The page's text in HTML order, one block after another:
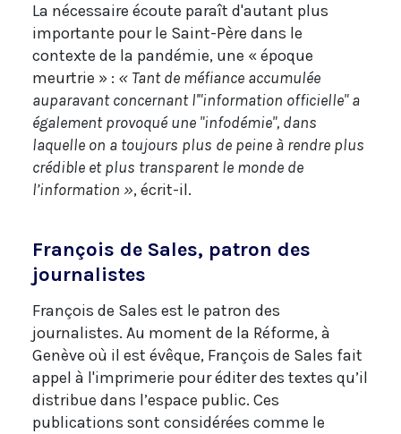
La nécessaire écoute paraît d'autant plus
importante pour le Saint-Père dans le
contexte de la pandémie, une « époque
meurtrie » : « Tant de méfiance accumulée
auparavant concernant l'"information officielle" a
également provoqué une "infodémie", dans
laquelle on a toujours plus de peine à rendre plus
crédible et plus transparent le monde de
l’information », écrit-il.
François de Sales, patron des
journalistes
François de Sales est le patron des
journalistes. Au moment de la Réforme, à
Genève où il est évêque, François de Sales fait
appel à l'imprimerie pour éditer des textes qu’il
distribue dans l’espace public. Ces
publications sont considérées comme le